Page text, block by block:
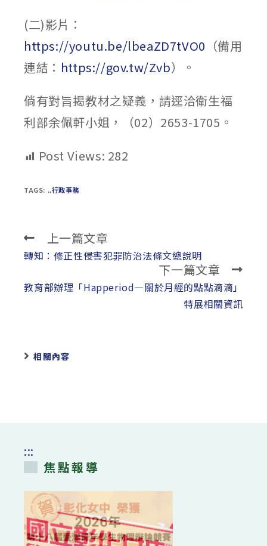
(二)影片：
https://youtu.be/lbeaZD7tVO0 （備用
連結： https://gov.tw/Zvb）。
倘有對旨揭教材之疑義，請逕洽衛生福
利部余佩軒小姐，（02）2653-1705。
Post Views: 282
TAGS: ..行政事務
Read
more
上一篇文章
轉知：修正性侵害犯罪防治法條文總說明
下一篇文章
教育部辦理「Happeriod—關於月經的點點滴滴」
特展相關資訊
相關內容
:::
焦點報導